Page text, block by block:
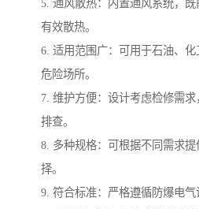
5. 通风散热：内置通风系统，
有效散热。
6. 适用范围广：可用于石油、
危险场所。
7. 维护方便：设计考虑检修需
排查。
8. 多种规格：可根据不同需求
择。
9. 符合标准：严格遵循防爆电气